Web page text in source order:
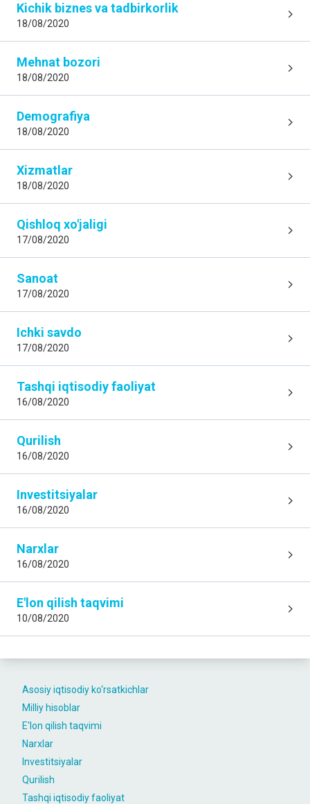
Asosiy iqtisodiy ko‘rsatkichlar
Milliy hisoblar
E'lon qilish taqvimi
Narxlar
Investitsiyalar
Qurilish
Tashqi iqtisodiy faoliyat
Kichik biznes va tadbirkorlik
18/08/2020
Mehnat bozori
18/08/2020
Demografiya
18/08/2020
Xizmatlar
18/08/2020
Qishloq xo'jaligi
17/08/2020
Sanoat
17/08/2020
Ichki savdo
17/08/2020
Tashqi iqtisodiy faoliyat
16/08/2020
Qurilish
16/08/2020
Investitsiyalar
16/08/2020
Narxlar
16/08/2020
E'lon qilish taqvimi
10/08/2020